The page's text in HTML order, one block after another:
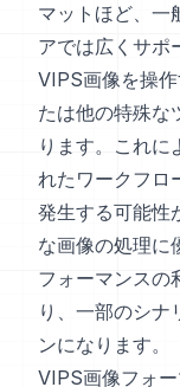
マットほど、一
アでは広くサポ
VIPS画像を操
たは他の特殊な
ります。これに
れたワークフロ
発生する可能性
な画像の処理に
フォーマンスの
り、一部のシナ
ンになります。
VIPS画像フォ